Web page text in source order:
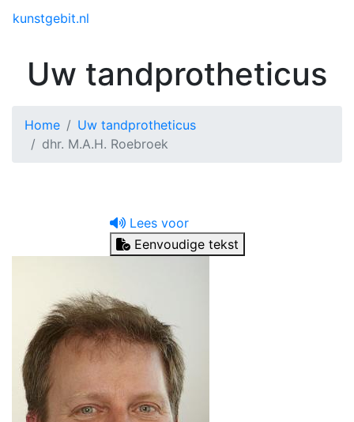
kunstgebit.nl
Uw tandprotheticus
Home
Uw tandprotheticus
dhr. M.A.H. Roebroek
Lees voor
Eenvoudige tekst